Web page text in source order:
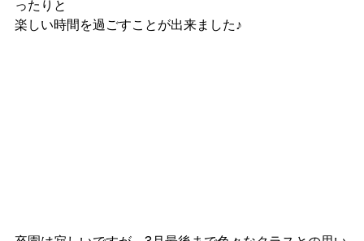
ったりと
楽しい時間を過ごすことが出来ました♪